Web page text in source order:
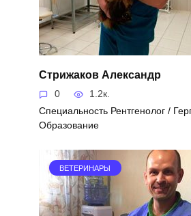
Стрижаков Александр
0 1.2к.
Специальность Рентгенолог /
Образование
ВЕТЕРИНАРЫ